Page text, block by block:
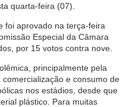
quarta-feira (07).
foi aprovado na terça-feira
Especial da Câmara
por 15 votos contra nove.
principalmente pela
comercialização e consumo de
nos estádios, desde que
plástico. Para muitas